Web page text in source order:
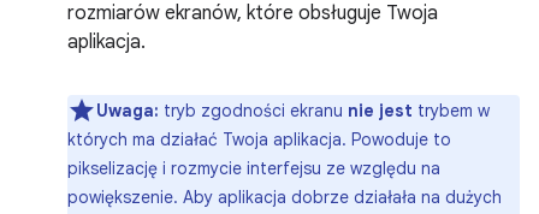
rozmiarów ekranów, które obsługuje Twoja
aplikacja.
Uwaga: tryb zgodności ekranu nie jest trybem w
których ma działać Twoja aplikacja. Powoduje to
pikselizację i rozmycie interfejsu ze względu na
powiększenie. Aby aplikacja dobrze działała na dużych